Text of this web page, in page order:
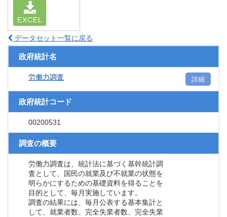
EXCEL
データセット一覧に戻る
政府統計名
労働力調査 詳細
政府統計コード
00200531
調査の概要
労働力調査は、統計法に基づく基幹統計調
査として、国民の就業及び不就業の状態を
明らかにするための基礎資料を得ることを
目的として、毎月実施しています。
調査の結果には、毎月公表する基本集計と
して、就業者数、完全失業者数、完全失業